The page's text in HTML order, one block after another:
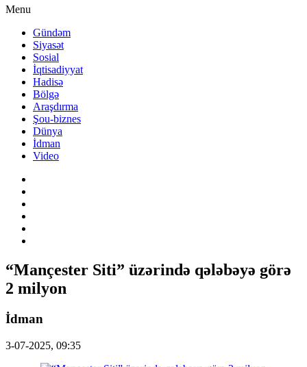
Menu
Gündəm
Siyasət
Sosial
İqtisadiyyat
Hadisə
Bölgə
Araşdırma
Şou-biznes
Dünya
İdman
Video
“Mançester Siti” üzərində qələbəyə görə
2 milyon
İdman
3-07-2025, 09:35